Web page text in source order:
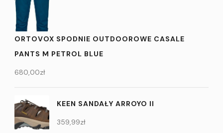
ORTOVOX SPODNIE OUTDOOROWE CASALE
PANTS M PETROL BLUE
680,00zł
KEEN SANDAŁY ARROYO II
359,99zł